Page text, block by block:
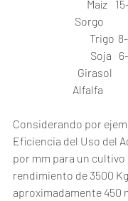
Maíz
Considerando por
Eficiencia del Uso del
por mm para un cultivo
rendimiento de 3500
aproximadamente 450